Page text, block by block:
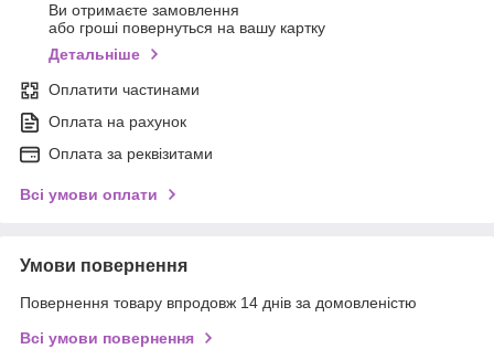
Ви отримаєте замовлення
або гроші повернуться на вашу картку
Детальніше
Оплатити частинами
Оплата на рахунок
Оплата за реквізитами
Всі умови оплати
Умови повернення
Повернення товару впродовж 14 днів за домовленістю
Всі умови повернення